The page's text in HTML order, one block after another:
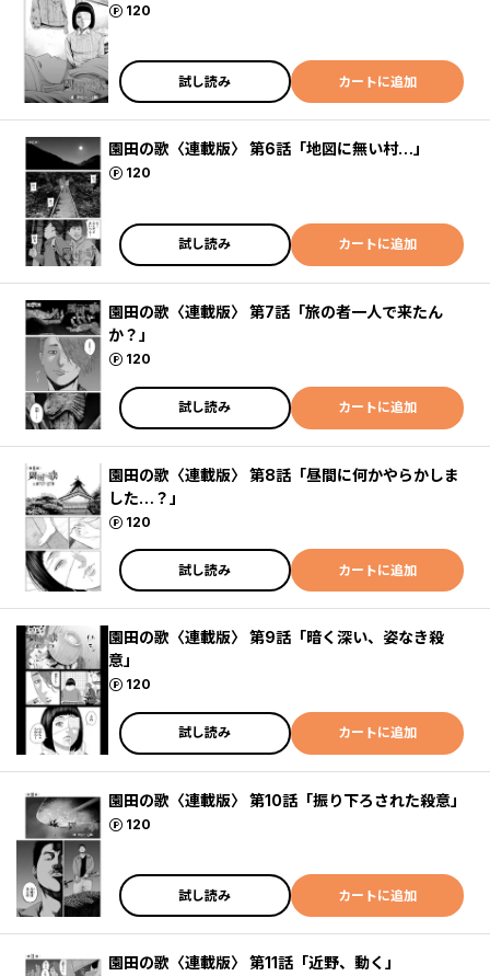
120
ポイント
試し読み カートに追加
園田の歌〈連載版〉 第6話「地図に無い村…」
120
ポイント
試し読み カートに追加
園田の歌〈連載版〉 第7話「旅の者一人で来たん
か？」
120
ポイント
試し読み カートに追加
園田の歌〈連載版〉 第8話「昼間に何かやらかしま
した…？」
120
ポイント
試し読み カートに追加
園田の歌〈連載版〉 第9話「暗く深い、姿なき殺
意」
120
ポイント
試し読み カートに追加
園田の歌〈連載版〉 第10話「振り下ろされた殺意」
120
ポイント
試し読み カートに追加
園田の歌〈連載版〉 第11話「近野、動く」